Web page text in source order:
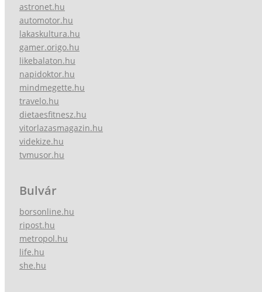
astronet.hu
automotor.hu
lakaskultura.hu
gamer.origo.hu
likebalaton.hu
napidoktor.hu
mindmegette.hu
travelo.hu
dietaesfitnesz.hu
vitorlazasmagazin.hu
videkize.hu
tvmusor.hu
Bulvár
borsonline.hu
ripost.hu
metropol.hu
life.hu
she.hu